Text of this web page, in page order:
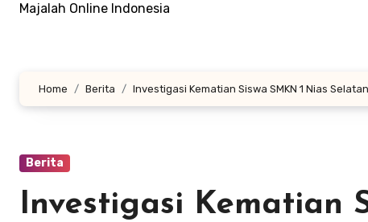
Majalah Online Indonesia
Home Berita Investigasi Kematian Siswa SMKN 1 Nias
Berita
Investigasi Kematian